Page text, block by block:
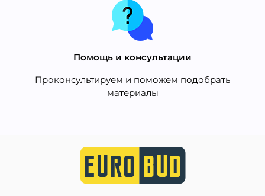
Помощь и консультации
Проконсультируем и поможем подобрать
материалы